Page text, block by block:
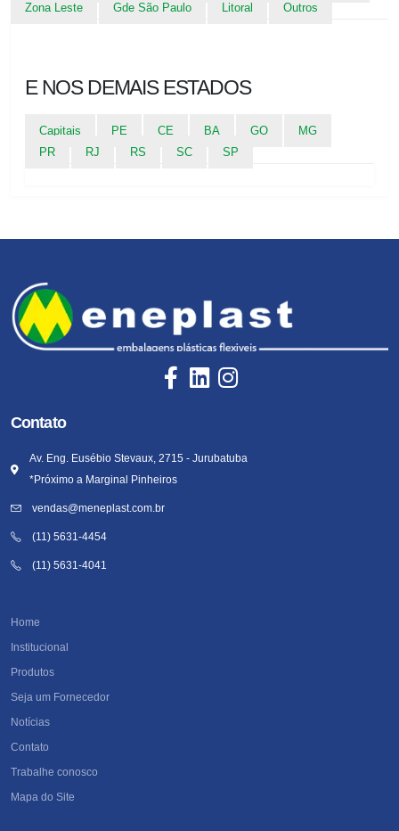
Zona Leste
Gde São Paulo Litoral Outros
E NOS DEMAIS ESTADOS
Capitais PE CE BA GO
MG
PR
RJ RS SC SP
Contato
Av. Eng. Eusébio Stevaux, 2715 - Jurubatuba
*Próximo a Marginal Pinheiros
vendas@meneplast.com.br
(11) 5631-4454
(11) 5631-4041
Home
Institucional
Produtos
Seja um Fornecedor
Notícias
Contato
Trabalhe conosco
Mapa do Site